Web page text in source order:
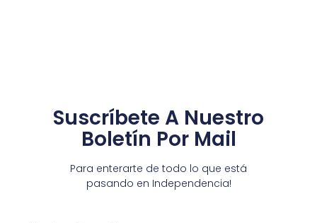
Suscríbete A Nuestro
Boletín Por Mail
Para enterarte de todo lo que está
pasando en Independencia!